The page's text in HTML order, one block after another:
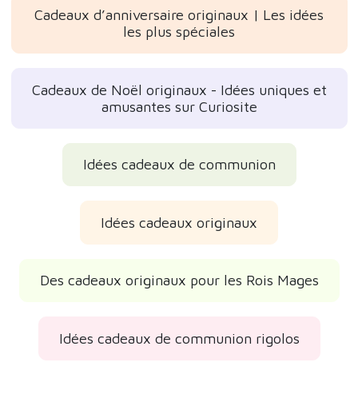
Cadeaux d’anniversaire originaux | Les idées
les plus spéciales
Cadeaux de Noël originaux - Idées uniques et
amusantes sur Curiosite
Idées cadeaux de communion
Idées cadeaux originaux
Des cadeaux originaux pour les Rois Mages
Idées cadeaux de communion rigolos